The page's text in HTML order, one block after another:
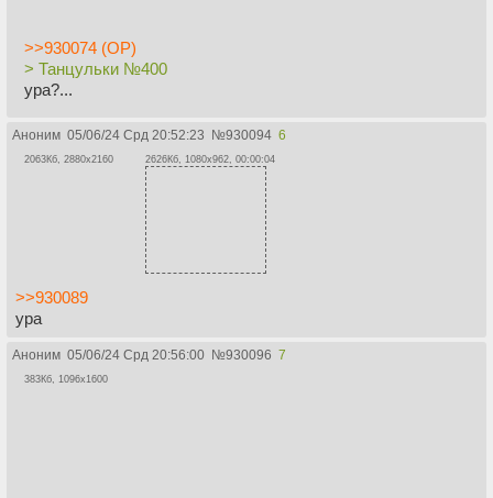
>>930074 (OP)
> Танцульки №400
ура?...
Аноним 05/06/24 Срд 20:52:23 №930094 6
2063Кб, 2880x2160 2626Кб, 1080x962, 00:00:04
>>930089
ура
Аноним 05/06/24 Срд 20:56:00 №930096 7
383Кб, 1096x1600